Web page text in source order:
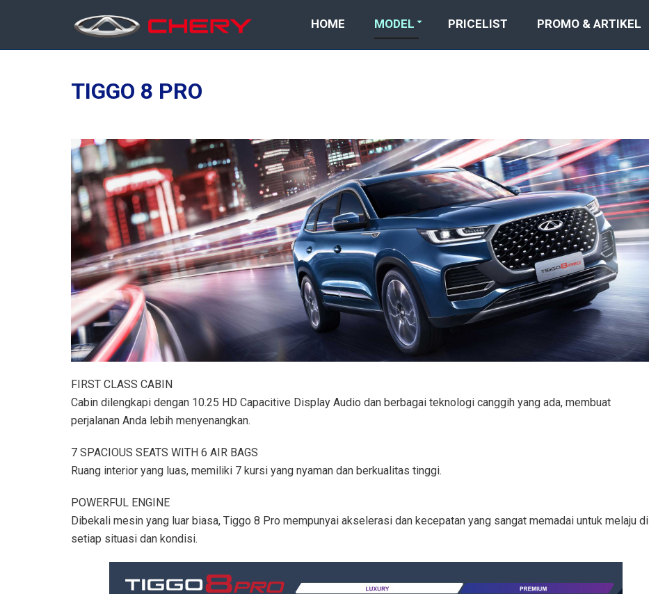
HOME MODEL PRICELIST PROMO & ARTIKEL
TIGGO 8 PRO
FIRST CLASS CABIN
Cabin dilengkapi dengan 10.25 HD Capacitive Display Audio dan berbagai teknologi canggih yang ada, membuat
perjalanan Anda lebih menyenangkan.
7 SPACIOUS SEATS WITH 6 AIR BAGS
Ruang interior yang luas, memiliki 7 kursi yang nyaman dan berkualitas tinggi.
POWERFUL ENGINE
Dibekali mesin yang luar biasa, Tiggo 8 Pro mempunyai akselerasi dan kecepatan yang sangat memadai untuk melaju di
setiap situasi dan kondisi.